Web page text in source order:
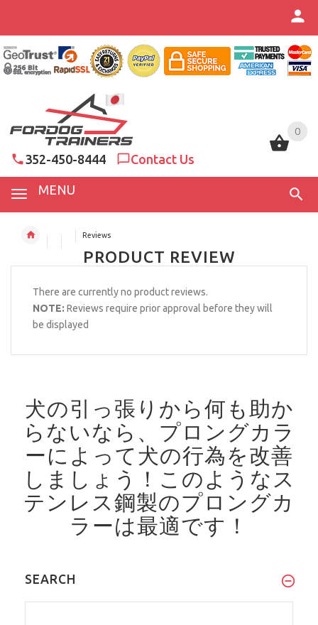
0
352-450-8444 Contact Us
MENU
0
Reviews
PRODUCT REVIEW
There are currently no product reviews.
NOTE: Reviews require prior approval before they will
be displayed
犬の引っ張りから何も助か
らないなら、プロングカラ
ーによって犬の行為を改善
しましょう！ このようなス
テンレス鋼製のプロングカ
ラーは最適です！
SEARCH